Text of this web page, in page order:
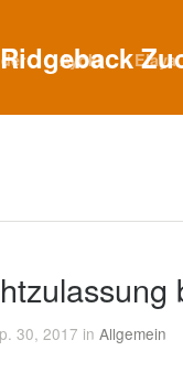
Ayoki Elaya
30, 2017 in Allgemein